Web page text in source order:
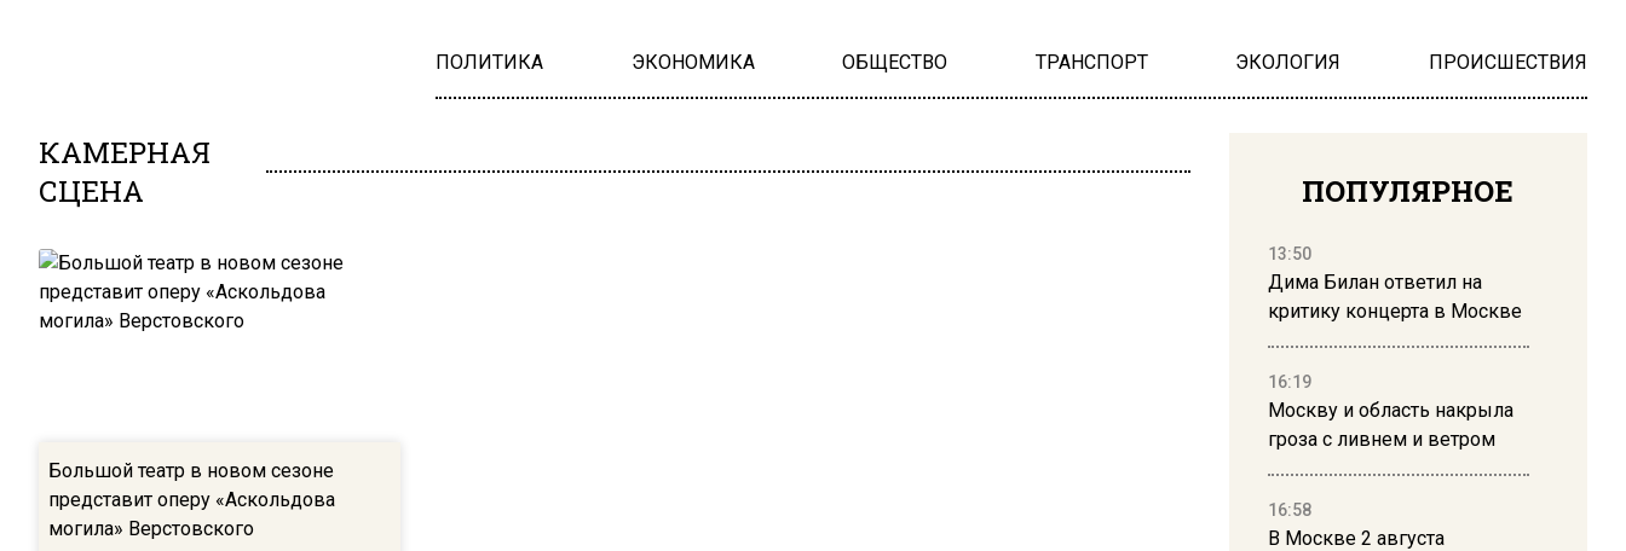
ПОЛИТИКА ЭКОНОМИКА ОБЩЕСТВО ТРАНСПОРТ ЭКОЛОГИЯ ПРОИСШЕСТВИЯ
КАМЕРНАЯ
СЦЕНА
Большой театр в новом сезоне
представит оперу «Аскольдова
могила» Верстовского
ПОПУЛЯРНОЕ
13:50
Дима Билан ответил на
критику концерта в Москве
16:19
Москву и область накрыла
гроза с ливнем и ветром
16:58
В Москве 2 августа